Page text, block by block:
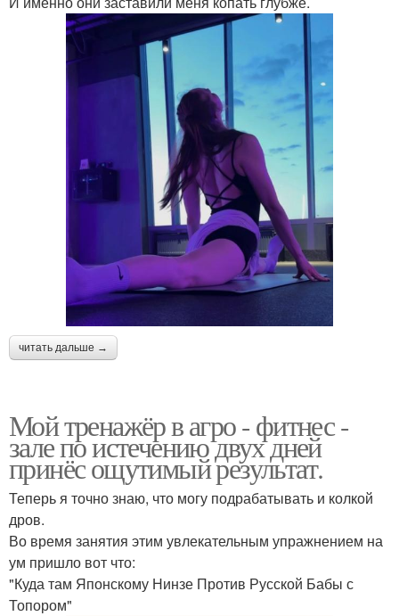
читать дальше →
Мой тренажёр в агро - фитнес -
зале по истечению двух дней
принёс ощутимый результат.
Теперь я точно знаю, что могу подрабатывать и колкой
дров.
Во время занятия этим увлекательным упражнением на
ум пришло вот что:
"Куда там Японскому Нинзе Против Русской Бабы с
Топором"